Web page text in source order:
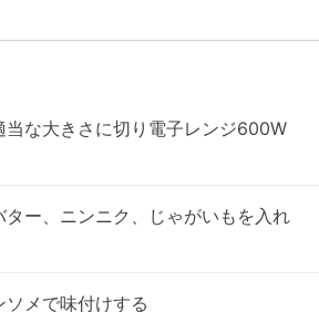
当な大きさに切り電子レンジ600W
ター、ニンニク、じゃがいもを入れ
メで味付けする